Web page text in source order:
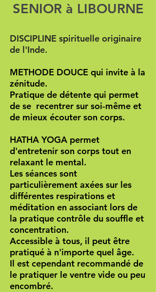
SENIOR à LIBOURNE
DISCIPLINE spirituelle originaire
de l'Inde.
METHODE DOUCE qui invite à la
zénitude.
Pratique de détente qui permet
de se recentrer sur soi-même et
de mieux écouter son corps.
HATHA YOGA permet
d'entretenir son corps tout en
relaxant le mental.
Les séances sont
particulièrement axées sur les
différentes respirations et
méditation en associant lors de
la pratique contrôle du souffle et
concentration.
Accessible à tous, il peut être
pratiqué à n'importe quel âge.
Il est cependant recommandé de
le pratiquer le ventre vide ou peu
encombré.